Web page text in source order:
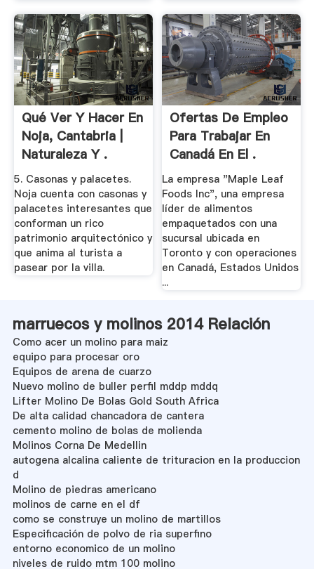
Qué Ver Y Hacer En
Noja, Cantabria |
Naturaleza Y .
5. Casonas y palacetes.
Noja cuenta con casonas y
palacetes interesantes que
conforman un rico
patrimonio arquitectónico y
que anima al turista a
pasear por la villa.
Ofertas De Empleo
Para Trabajar En
Canadá En El .
La empresa "Maple Leaf
Foods Inc", una empresa
líder de alimentos
empaquetados con una
sucursal ubicada en
Toronto y con operaciones
en Canadá, Estados Unidos
...
marruecos y molinos 2014 Relación
Como acer un molino para maiz
equipo para procesar oro
Equipos de arena de cuarzo
Nuevo molino de buller perfil mddp mddq
Lifter Molino De Bolas Gold South Africa
De alta calidad chancadora de cantera
cemento molino de bolas de molienda
Molinos Corna De Medellin
autogena alcalina caliente de trituracion en la produccion
d
Molino de piedras americano
molinos de carne en el df
como se construye un molino de martillos
Especificación de polvo de ria superfino
entorno economico de un molino
niveles de ruido mtm 100 molino